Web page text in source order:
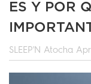
ES Y POR
SLEEP'N Atocha